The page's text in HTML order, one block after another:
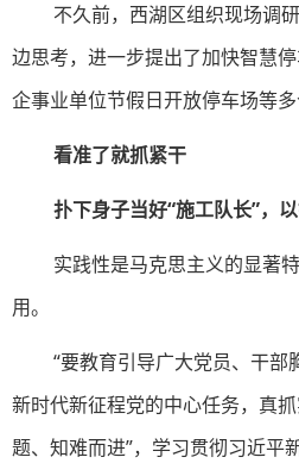
不久前，西湖区组织现场调
边思考，进一步提出了加快智慧停
企事业单位节假日开放停车场等多
看准了就抓紧干
扑下身子当好“施工队长”，
实践性是马克思主义的显著
用。
“要教育引导广大党员、干部
新时代新征程党的中心任务，真
题、知难而进”，学习贯彻习近平